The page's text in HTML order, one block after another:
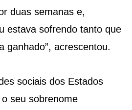
duas semanas e,
estava sofrendo tanto que
ganhado”, acrescentou.
sociais dos Estados
seu sobrenome